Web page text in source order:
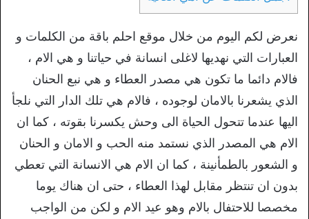
نعرض لكم اليوم من خلال موقع احلم باقة من الكلمات و
العبارات التي نهديها لاغلى انسانة في حياتنا و هي الام ،
فالام دائما ما تكون هي مصدر العطاء و هي نبع الحنان
الذي يشعرنا بالامان لوجوده ، فالام هي تلك الدار التي نلجأ
اليها عندما تتحول الحياة الى وحش يكسرنا بقوته ، كما ان
الام هي المصدر الذي نستمد منه الحب و الامان و الحنان
و الشعور بالطمأنينة ، كما ان الام هي الانسانة التي تعطي
بدون ان تنتظر مقابل لهذا العطاء ، حتى ان هناك يوما
مخصصا للاحتفال بالام وهو عيد الام و لكن من الواجب